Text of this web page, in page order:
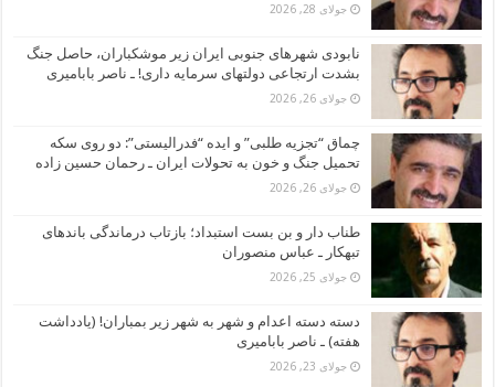
جولای 28, 2026
نابودی شهرهای جنوبی ایران زیر موشکباران، حاصل جنگ
بشدت ارتجاعی دولتهای سرمایه داری! ـ ناصر بابامیری
جولای 26, 2026
چماق “تجزیه طلبی” و ایده “فدرالیستی”: دو روی سکه
تحمیل جنگ و خون به تحولات ایران ـ رحمان حسین زاده
جولای 26, 2026
طناب دار و بن بست استبداد؛ بازتاب درماندگی باندهای
تبهکار ـ عباس منصوران
جولای 25, 2026
دسته دسته اعدام و شهر به شهر زیر بمباران! (یادداشت
هفته) ـ ناصر بابامیری
جولای 23, 2026